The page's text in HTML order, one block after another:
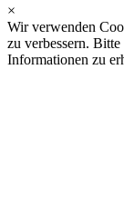
×
Wir verwenden
zu verbessern. Bitte
Informationen zu